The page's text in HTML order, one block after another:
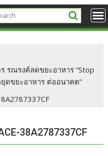
รณรงค์ลดขยะอาหาร “Stop
ดขยะอาหาร ต่ออนาคต”
38A2787337CF